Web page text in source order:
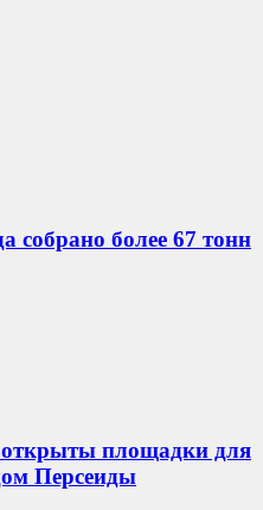
собрано более 67 тонн
площадки для
Персеиды